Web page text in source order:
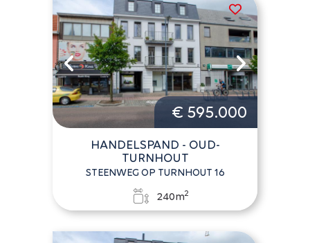
€ 595.000
HANDELSPAND - OUD-
TURNHOUT
STEENWEG OP TURNHOUT 16
240m2